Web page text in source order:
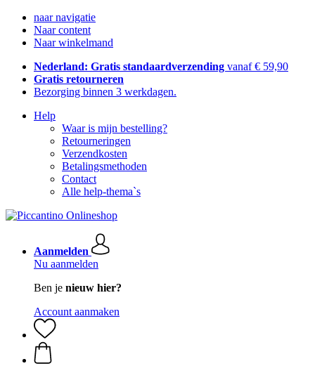
naar navigatie
Naar content
Naar winkelmand
Nederland: Gratis standaardverzending vanaf € 59,90
Gratis retourneren
Bezorging binnen 3 werkdagen.
Help
Waar is mijn bestelling?
Retourneringen
Verzendkosten
Betalingsmethoden
Contact
Alle help-thema`s
Aanmelden
Nu aanmelden
Ben je nieuw hier?
Account aanmaken